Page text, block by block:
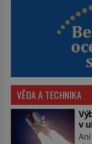
VĚDA A TECHNIKA
v